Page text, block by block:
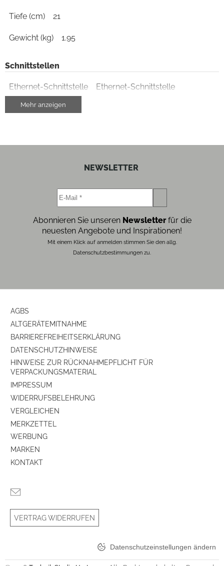
Tiefe (cm) 21
Gewicht (kg) 1.95
Schnittstellen
Ethernet-Schnittstelle Ethernet-Schnittstelle
USB-Schnittstelle
schwarz
Ausstattung & Technik
IR-Fernbedienung ja
analoge Audio-Anschlüsse
Kopfhörer-Anschluss ja
Vorverstärker-Ausgang (Pre-OUT)
Audio-Cinch (IN) ja
Leistungsaufnahme/Spannungsversorgung
Leistungsaufnahme, Stand-By (W)
D/A-Wandler (x-Bit)
192 KHz Sampling-Frequenz
Mehr anzeigen
NEWSLETTER
Abonnieren Sie unseren Newsletterfür die
neuesten Angebote und Inspirationen!
Mit einem Klick auf anmelden stimmen Sie den allg.
Datenschutzbestimmungen zu.
AGBS
ALTGERÄTEMITNAHME
BARRIEREFREIHEITSERKLÄRUNG
DATENSCHUTZHINWEISE
HINWEISE ZUR RÜCKNAHMEPFLICHT FÜR
VERPACKUNGSMATERIAL
IMPRESSUM
WIDERRUFSBELEHRUNG
VERGLEICHEN
MERKZETTEL
WERBUNG
MARKEN
KONTAKT
VERTRAG WIDERRUFEN
Datenschutzeinstellungen ändern